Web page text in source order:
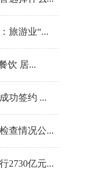
旅游业“...
饮 居...
功签约 ...
查情况公...
2730亿元...